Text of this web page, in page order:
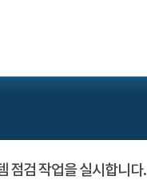
점검 작업을 실시합니다.